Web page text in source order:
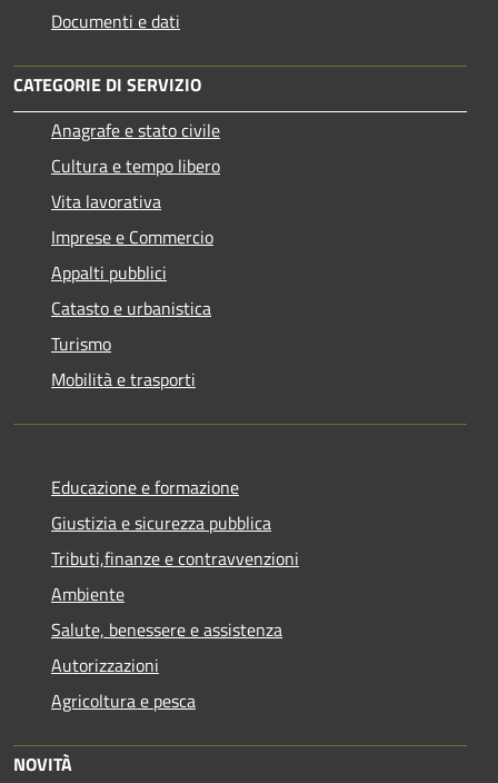
Documenti e dati
CATEGORIE DI SERVIZIO
Anagrafe e stato civile
Cultura e tempo libero
Vita lavorativa
Imprese e Commercio
Appalti pubblici
Catasto e urbanistica
Turismo
Mobilità e trasporti
Educazione e formazione
Giustizia e sicurezza pubblica
Tributi,finanze e contravvenzioni
Ambiente
Salute, benessere e assistenza
Autorizzazioni
Agricoltura e pesca
NOVITÀ